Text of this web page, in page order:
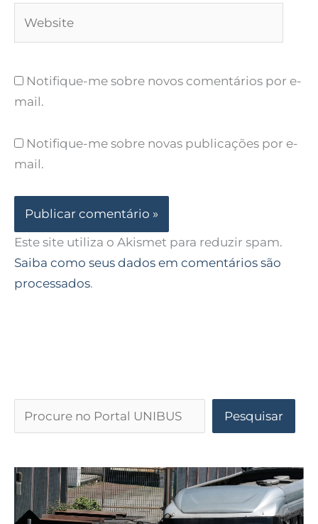
Notifique-me sobre novos comentários por e-
mail.
Notifique-me sobre novas publicações por e-
mail.
Este site utiliza o Akismet para reduzir spam.
Saiba como seus dados em comentários são
processados.
Pesquisar